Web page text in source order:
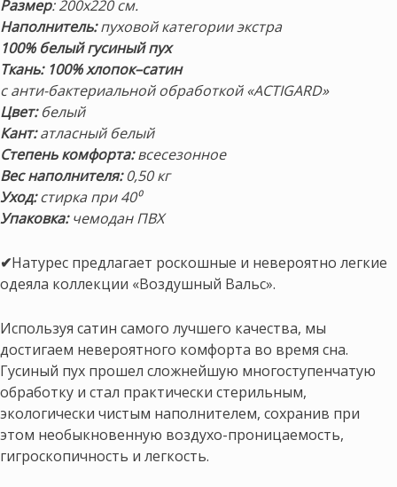
Размер: 200х220 см.
Наполнитель:пуховой категории экстра
100% белый гусиный пух
Ткань: 100% хлопок–сатин
с анти-бактериальной обработкой «ACTIGARD»
Цвет:белый
Кант:атласный белый
Степень комфорта:всесезонное
Вес наполнителя:0,50 кг
Уход:стирка при 40⁰
Упаковка:чемодан ПВХ
✔Натурес предлагает роскошные и невероятно легкие
одеяла коллекции «Воздушный Вальс».
Используя сатин самого лучшего качества, мы
достигаем невероятного комфорта во время сна.
Гусиный пух прошел сложнейшую многоступенчатую
обработку и стал практически стерильным,
экологически чистым наполнителем, сохранив при
этом необыкновенную воздухо-проницаемость,
гигроскопичность и легкость.